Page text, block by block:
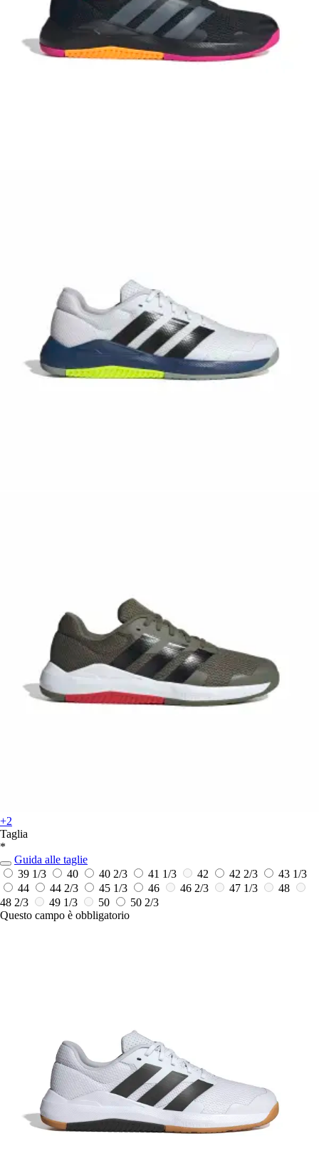
+2
Taglia
*
Guida alle taglie
39 1/3
40 40 2/3 41 1/3 42 42 2/3
43 1/3
44
44 2/3 45 1/3 46 46 2/3 47 1/3
48
48 2/3
49 1/3 50
50 2/3
Questo campo è obbligatorio